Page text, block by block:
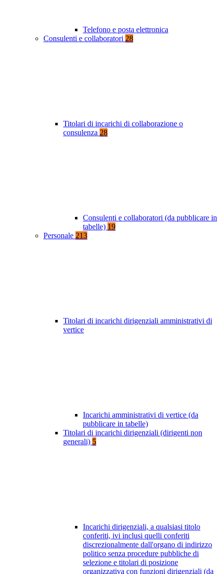
Telefono e posta elettronica
Consulenti e collaboratori 28
Titolari di incarichi di collaborazione o
consulenza 28
Consulenti e collaboratori (da pubblicare in
tabelle) 19
Personale 213
Titolari di incarichi dirigenziali amministrativi di
vertice
Incarichi amministrativi di vertice (da
pubblicare in tabelle)
Titolari di incarichi dirigenziali (dirigenti non
generali) 5
Incarichi dirigenziali, a qualsiasi titolo
conferiti, ivi inclusi quelli conferiti
discrezionalmente dall'organo di indirizzo
politico senza procedure pubbliche di
selezione e titolari di posizione
organizzativa con funzioni dirigenziali (da